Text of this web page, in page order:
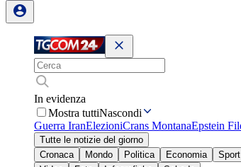
In evidenza
Mostra tuttiNascondi
Guerra IranElezioniCrans MontanaEpstein
Tutte le notizie del giorno
Cronaca
Mondo Politica Economia Sport